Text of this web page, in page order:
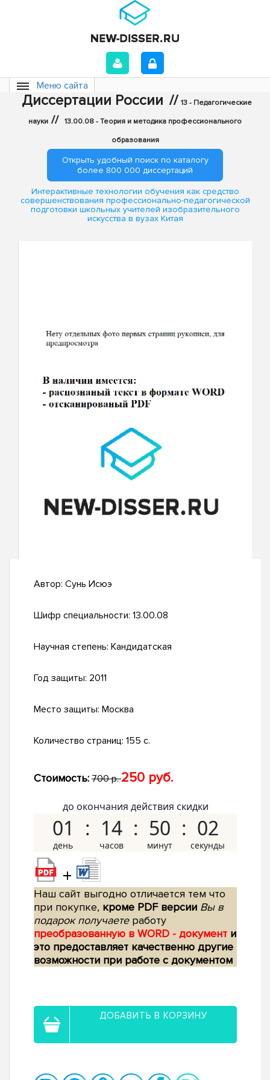
Меню сайта
Диссертации России // 13 - Педагогические
науки // 13.00.08 - Теория и методика профессионального
образования
Открыть удобный поиск по каталогу
более 800 000 диссертаций
Интерактивные технологии обучения как средство
совершенствования профессионально-педагогической
подготовки школьных учителей изобразительного
искусства в вузах Китая
Автор: Сунь Исюэ
Шифр специальности: 13.00.08
Научная степень: Кандидатская
Год защиты: 2011
Место защиты: Москва
Количество страниц: 155 с.
Стоимость: 700 р.250 руб.
до окончания действия скидки
01 14 50 01
+
Наш сайт выгодно отличается тем что
при покупке, кроме PDF версии Вы в
подарок получаетеработу
преобразованную в WORD - документ и
это предоставляет качественно другие
возможности при работе с документом
ДОБАВИТЬ В КОРЗИНУ